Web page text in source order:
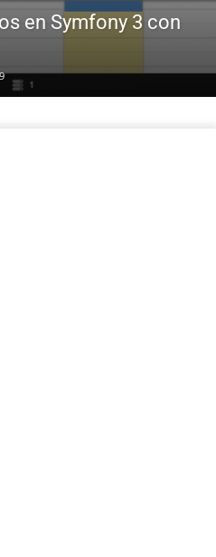
en Symfony 3 con